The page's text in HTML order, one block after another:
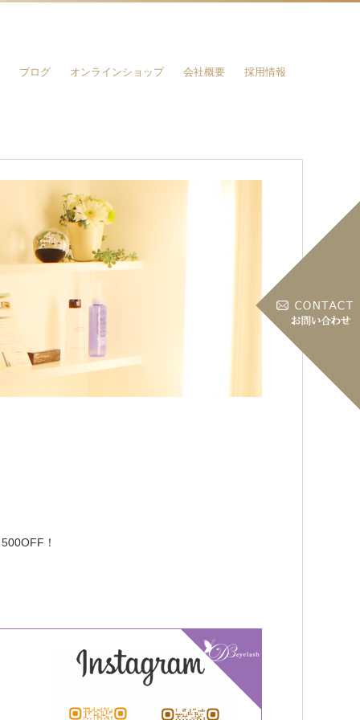
ブログ オンラインショップ 会社概要 採用情報
！